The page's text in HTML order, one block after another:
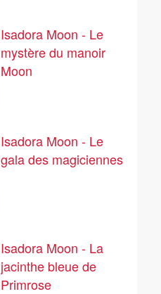
Isadora Moon - Le
mystère du manoir
Moon
Isadora Moon - Le
gala des magiciennes
Isadora Moon - La
jacinthe bleue de
Primrose